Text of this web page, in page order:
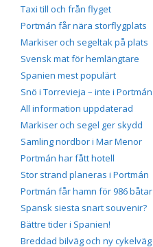
Taxi till och från flyget
Portmán får nära storflygplats
Markiser och segeltak på plats
Svensk mat för hemlängtare
Spanien mest populärt
Snö i Torrevieja – inte i Portmán
All information uppdaterad
Markiser och segel ger skydd
Samling nordbor i Mar Menor
Portmán har fått hotell
Stor strand planeras i Portmán
Portmán får hamn för 986 båtar
Spansk siesta snart souvenir?
Bättre tider i Spanien!
Breddad bilväg och ny cykelväg